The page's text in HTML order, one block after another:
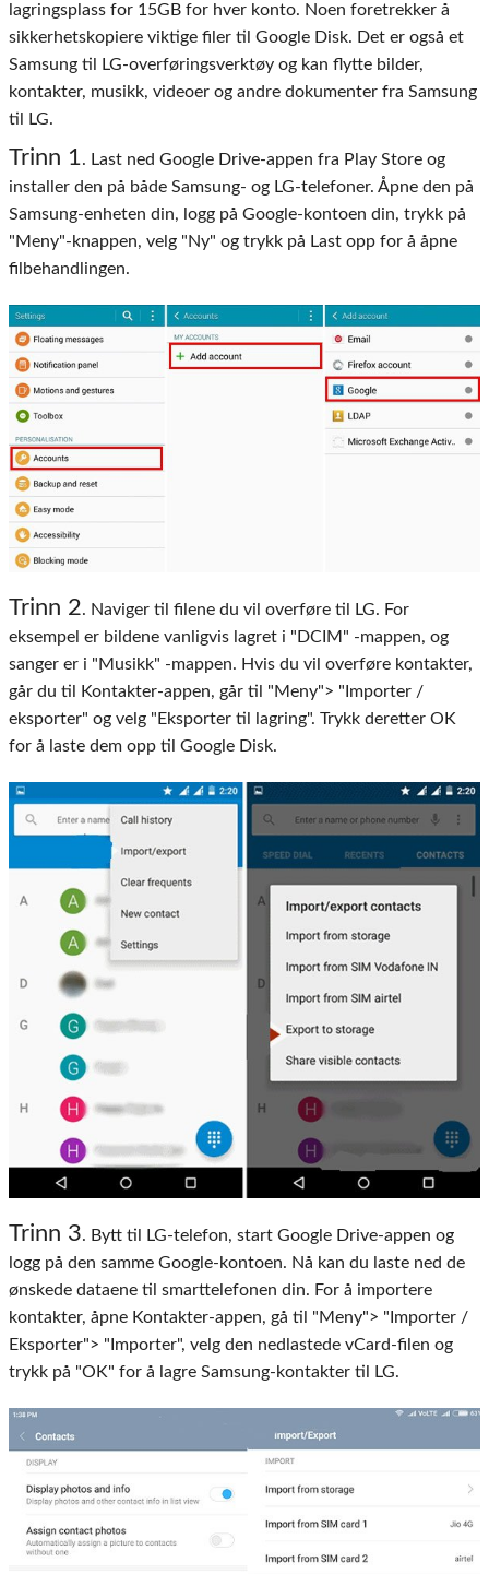
lagringsplass for 15GB for hver konto. Noen foretrekker å
sikkerhetskopiere viktige filer til Google Disk. Det er også et
Samsung til LG-overføringsverktøy og kan flytte bilder,
kontakter, musikk, videoer og andre dokumenter fra Samsung
til LG.
Trinn 1. Last ned Google Drive-appen fra Play Store og
installer den på både Samsung- og LG-telefoner. Åpne den på
Samsung-enheten din, logg på Google-kontoen din, trykk på
"Meny"-knappen, velg "Ny" og trykk på Last opp for å åpne
filbehandlingen.
Trinn 2. Naviger til filene du vil overføre til LG. For
eksempel er bildene vanligvis lagret i "DCIM" -mappen, og
sanger er i "Musikk" -mappen. Hvis du vil overføre kontakter,
går du til Kontakter-appen, går til "Meny"> "Importer /
eksporter" og velg "Eksporter til lagring". Trykk deretter OK
for å laste dem opp til Google Disk.
Trinn 3. Bytt til LG-telefon, start Google Drive-appen og
logg på den samme Google-kontoen. Nå kan du laste ned de
ønskede dataene til smarttelefonen din. For å importere
kontakter, åpne Kontakter-appen, gå til "Meny"> "Importer /
Eksporter"> "Importer", velg den nedlastede vCard-filen og
trykk på "OK" for å lagre Samsung-kontakter til LG.